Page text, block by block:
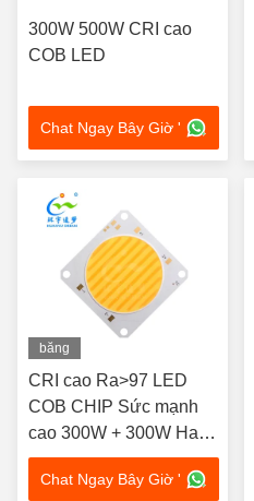
300W 500W CRI cao
COB LED
Chat Ngay Bây Giờ '
băng
hình
CRI cao Ra>97 LED
COB CHIP Sức mạnh
cao 300W + 300W Hai
màu 2700 6500K CCT
kép
Chat Ngay Bây Giờ '